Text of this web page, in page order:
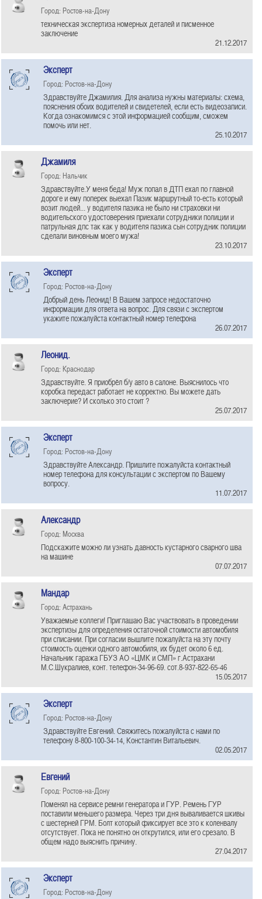
Город: Ростов-на-Дону
техническая экспертиза номерных деталей и писменное
заключение
21.12.2017
Эксперт
Город: Ростов-на-Дону
Здравствуйте Джамилия. Для анализа нужны материалы: схема,
пояснения обоих водителей и свидетелей, если есть видеозаписи.
Когда ознакомимся с этой информацией сообщим, сможем
помочь или нет.
25.10.2017
Джамиля
Город: Нальчик
Здравствуйте.У меня беда! Муж попал в ДТП ехал по главной
дороге и ему поперек выехал Пазик маршрутный то-есть который
возит людей... у водителя пазика не было ни страховки ни
водительского удостоверения приехали сотрудники полиции и
патрульная дпс так как у водителя пазика сын сотрудник полиции
сделали виновным моего мужа!
23.10.2017
Эксперт
Город: Ростов-на-Дону
Добрый день Леонид! В Вашем запросе недостаточно
информации для ответа на вопрос. Для связи с экспертом
укажите пожалуйста контактный номер телефона
26.07.2017
Леонид.
Город: Краснодар
Здравствуйте. Я приобрёл б/у авто в салоне. Выяснилось что
коробка передаст работает не корректно. Вы можете дать
заключерие? И сколько это стоит ?
25.07.2017
Эксперт
Город: Ростов-на-Дону
Здравствуйте Александр. Пришлите пожалуйста контактный
номер телефона для консультации с экспертом по Вашему
вопросу.
11.07.2017
Александр
Город: Москва
Подскажите можно ли узнать давность кустарного сварного шва
на машине
07.07.2017
Мандар
Город: Астрахань
Уважаемые коллеги! Приглашаю Вас участвовать в проведении
экспертизы для определения остаточной стоимости автомобиля
при списании. При согласии вышлите пожалуйста на эту почту
стоимость оценки одного автомобиля, их будет около 6 ед.
Начальник гаража ГБУЗ АО «ЦМК и СМП» г.Астрахани
М.С.Шукралиев, конт. телефон-34-96-69. сот.8-937-822-65-46
15.05.2017
Эксперт
Город: Ростов-на-Дону
Здравствуйте Евгений. Свяжитесь пожалуйста с нами по
телефону 8-800-100-34-14, Константин Витальевич.
02.05.2017
Евгений
Город: Ростов-на-Дону
Поменял на сервисе ремни генератора и ГУР. Ремень ГУР
поставили меньшего размера. Через три дня вываливается шкивы
с шестерней ГРМ. Болт который фиксирует все это к коленвалу
отсутствует. Пока не понятно он открутился, или его срезало. В
общем надо выяснить причину.
27.04.2017
Эксперт
Город: Ростов-на-Дону